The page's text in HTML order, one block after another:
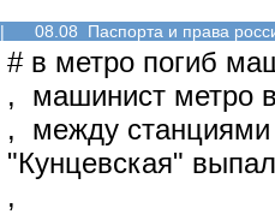
| 08.08 Паспорта и права
# в метро погиб
, машинист метро
, между
"Кунцевская"
,